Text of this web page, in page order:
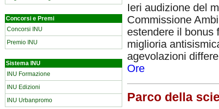
Concorsi e Premi
Concorsi INU
Premio INU
Sistema INU
INU Formazione
INU Edizioni
INU Urbanpromo
Ieri audizione del
Commissione
estendere il bonus
miglioria
agevolazioni
Ore
Parco della